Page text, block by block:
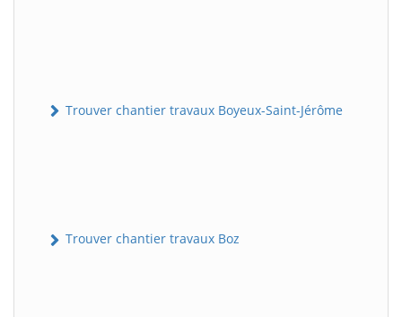
Trouver chantier travaux Boyeux-Saint-Jérôme
Trouver chantier travaux Boz